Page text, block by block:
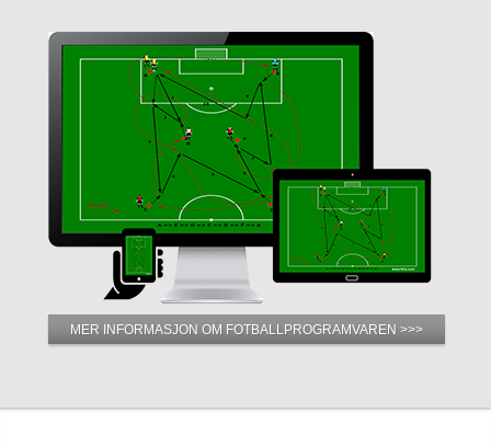
MER INFORMASJON OM FOTBALLPROGRAMVAREN >>>